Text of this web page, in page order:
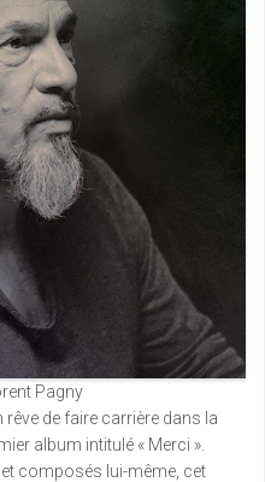
Pagny
de faire carrière dans la
album intitulé « Merci ».
composés lui-même, cet